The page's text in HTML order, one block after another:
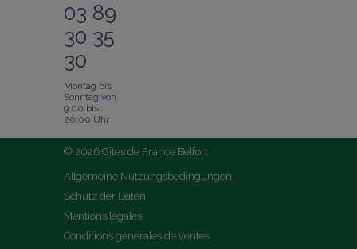
03 89
30 35
30
Montag bis
Sonntag von
9:00 bis
20:00 Uhr
© 2026 Gîtes de France Belfort
Allgemeine Nutzungsbedingungen
Schutz der Daten
Mentions légales
Conditions générales de ventes